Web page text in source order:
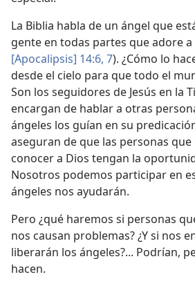
La Biblia habla de un ángel que
gente en todas partes que adore a
[Apocalipsis] 14:6, 7). ¿Cómo lo
desde el cielo para que todo el
Son los seguidores de Jesús en la
encargan de hablar a otras
ángeles los guían en su
aseguran de que las personas
conocer a Dios tengan la
Nosotros podemos participar en
ángeles nos ayudarán.
Pero ¿qué haremos si personas
nos causan problemas? ¿Y si nos
liberarán los ángeles?... Podrían,
hacen.